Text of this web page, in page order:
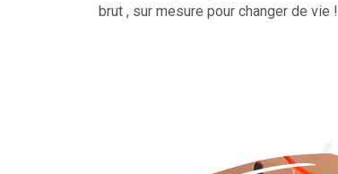
brut , sur mesure pour changer de vie !